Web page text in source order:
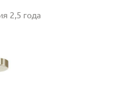
2,5 года